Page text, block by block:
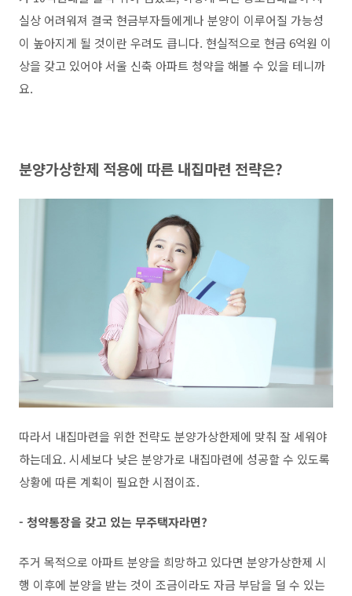
실상 어려워져 결국 현금부자들에게나 분양이 이루어질 가능성
이 높아지게 될 것이란 우려도 큽니다. 현실적으로 현금 6억원 이
상을 갖고 있어야 서울 신축 아파트 청약을 해볼 수 있을 테니까
요.
분양가상한제 적용에 따른 내집마련 전략은?
따라서 내집마련을 위한 전략도 분양가상한제에 맞춰 잘 세워야
하는데요. 시세보다 낮은 분양가로 내집마련에 성공할 수 있도록
상황에 따른 계획이 필요한 시점이죠.
- 청약통장을 갖고 있는 무주택자라면?
주거 목적으로 아파트 분양을 희망하고 있다면 분양가상한제 시
행 이후에 분양을 받는 것이 조금이라도 자금 부담을 덜 수 있는